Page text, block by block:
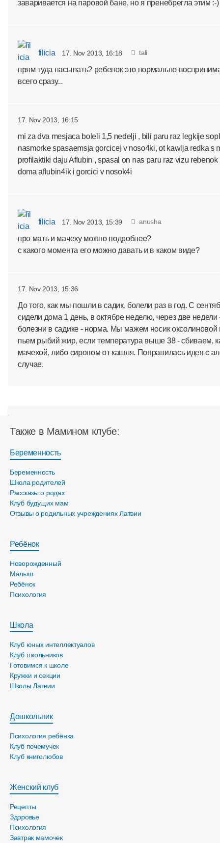
заваривается на паровой бане, но я пренебрегла этим :-
filicia 17. Nov 2013, 16:18 tali
прям туда насыпать? ребенок это нормально
всего сразу...
17. Nov 2013, 16:15
mi za dva mesjaca boleli 1,5 nedelji , bili paru raz legkije
nasmorke spasaemsja gorcicej v noso4ki, ot kawlja redka s
profilaktiki daju Aflubin , spasal on nas paru raz vizu
doma aflubin4ik i gorcici v nosok4i
filicia 17. Nov 2013, 15:39 anusha
про мать и мачеху можно подробнее?
с какого момента его можно давать и в каком виде?
17. Nov 2013, 15:36
До того, как мы пошли в садик, болели раз в год. С
сидели дома 1 день, в октябре неделю, через две
болезни в садике - норма. Мы мажем носик
пьем рыбий жир, если температура выше 38 - сбиваем,
мачехой, либо сиропом от кашля. Понравилась идея с
случае.
Также в Мамином клубе:
Беременность
Беременность
Школа родителей
Рассказы о родах
Клуб будущих мам
Отзывы о родильных учреждениях Латвии
Ребёнок
Новорожденный
Малыш
Ребёнок
Психология
Школа
Клуб юных интеллектуалов
Клуб школьников
Готовимся к школе
Кружки и секции
Школы Латвии
Дошкольник
Психология ребёнка
Клуб почемучек
Клуб книголюбов
Женский клуб
Рецепты
Здоровье
Психология
Завтрак мамочек